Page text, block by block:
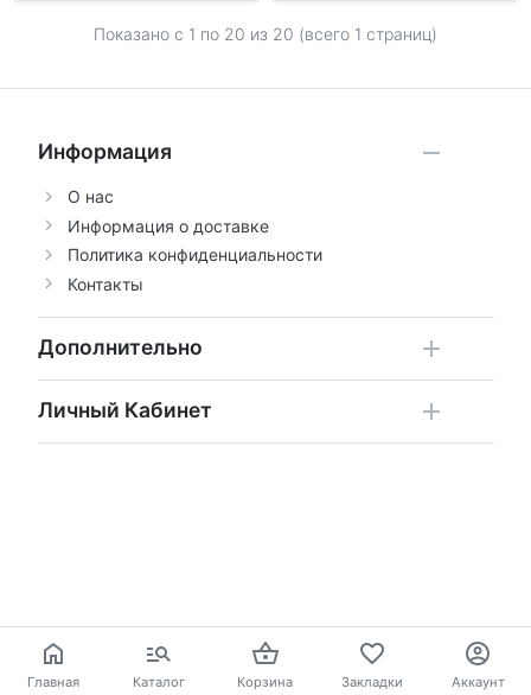
Показано с 1 по 20 из 20 (всего 1 страниц)
Информация
О нас
Информация о доставке
Политика конфиденциальности
Контакты
Дополнительно
Личный Кабинет
Главная Каталог Корзина Закладки Аккаунт